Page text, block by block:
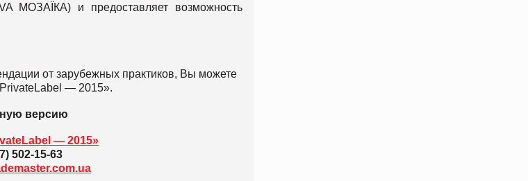
МОЗАЇКА) и предоставляет возможность
от зарубежных практиков, Вы можете
PrivateLabel — 2015».
версию
— 2015»
502-15-63